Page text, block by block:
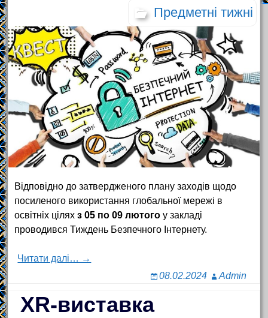
Предметні тижні
Відповідно до затвердженого плану заходів щодо
посиленого використання глобальної мережі в
освітніх ціляхз 05 по 09 лютого у закладі
проводився Тиждень Безпечного Інтернету.
Читати далі… →
08.02.2024
Admin
XR-виставка